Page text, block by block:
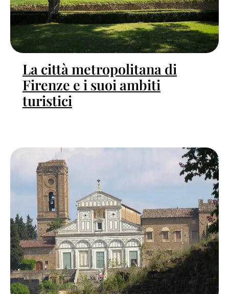
La città metropolitana di
Firenze e i suoi ambiti
turistici